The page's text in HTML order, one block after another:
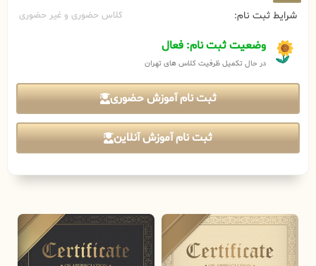
شرایط ثبت نام: کلاس حضوری و غیر حضوری
وضعیت ثبت نام: فعال
در حال تکمیل ظرفیت کلاس های تهران
ثبت نام آموزش حضوری
ثبت نام آموزش آنلاین